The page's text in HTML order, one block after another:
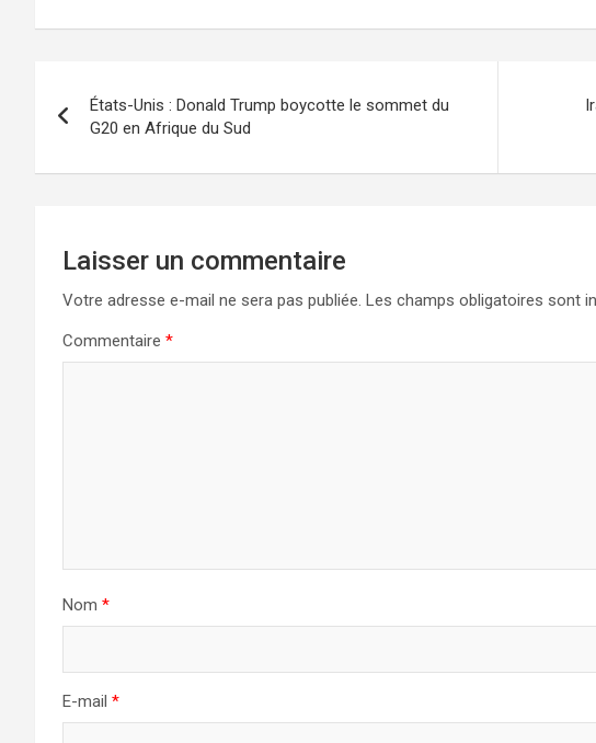
États-Unis : Donald Trump boycotte le sommet du
G20 en Afrique du Sud
Laisser un commentaire
Votre adresse e-mail ne sera pas publiée. Les champs obligatoires sont
Commentaire *
Nom *
E-mail *